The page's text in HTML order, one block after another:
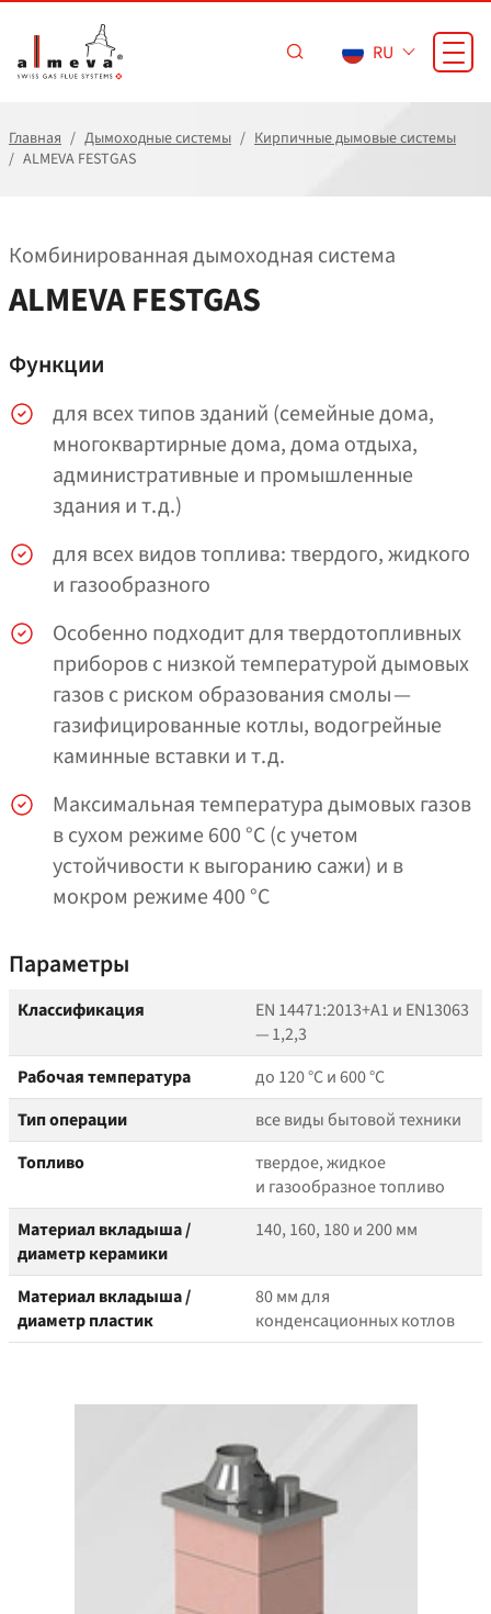
RU
Главная Дымоходные системы
Кирпичные дымовые системы
ALMEVA FESTGAS
Комбинированная дымоходная система
ALMEVA FESTGAS
Функции
для всех типов зданий (семейные дома,
многоквартирные дома, дома отдыха,
административные и промышленные
здания и т.д.)
для всех видов топлива: твердого, жидкого
и газообразного
Особенно подходит для твердотопливных
приборов с низкой температурой дымовых
газов с риском образования смолы —
газифицированные котлы, водогрейные
каминные вставки и т.д.
Максимальная температура дымовых газов
в сухом режиме 600 °C (с учетом
устойчивости к выгоранию сажи) и в
мокром режиме 400 °C
Параметры
Классификация
EN 14471:2013+A1 и EN13063
— 1,2,3
Рабочая температура
до 120 °C и 600 °C
Тип операции
все виды бытовой техники
Топливо
твердое, жидкое
и газообразное топливо
Материал вкладыша /
диаметр керамики
140, 160, 180 и 200 мм
Материал вкладыша /
диаметр пластик
80 мм для
конденсационных котлов